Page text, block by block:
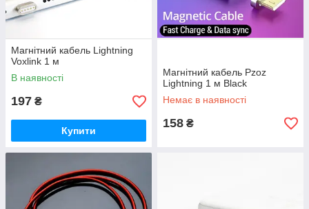
Магнітний кабель Lightning
Voxlink 1 м
В наявності
197 ₴
Купити
Магнітний кабель Pzoz
Lightning 1 м Black
Немає в наявності
158 ₴